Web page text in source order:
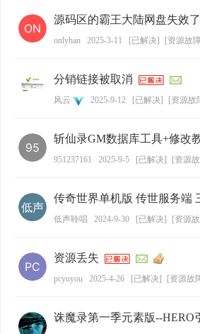
源码区的霸王大陆网盘失效了
onlyhan 2025-3-11 [已解决] [资源故障
分销链接被取消
风云 2025-9-12 [已解决] [资源故
斩仙录GM数据库工具+修改
951237161 2025-9-5 [已解决] [资源
传奇世界单机版 传世服务端
低声聆唱 2024-9-30 [已解决] [资源
资源丢失
pcyuyou 2025-4-26 [已解决] [资源故
诛魔录第一季元素版--HERO